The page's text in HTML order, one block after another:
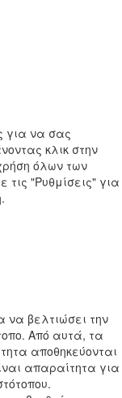
για να σας
κλικ στην
όλων των
τις "Ρυθμίσεις" για
να βελτιώσει την
Από αυτά, τα
αποθηκεύονται
απαραίτητα για